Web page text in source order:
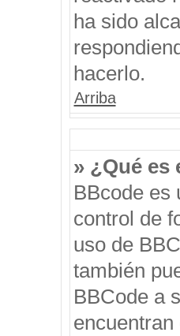
ha sido
hacerlo.
Arriba
» ¿Qué es
BBcode es
control de
uso de
también
BBCode a